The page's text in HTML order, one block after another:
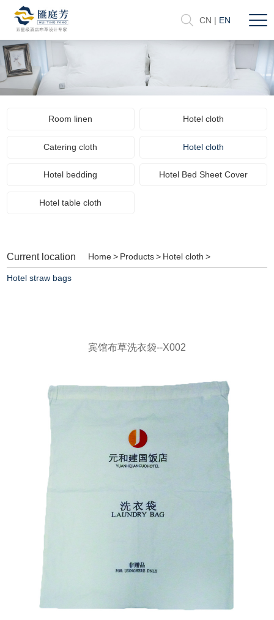
CN | EN
Room linen Hotel cloth
Catering cloth Hotel cloth
Hotel bedding Hotel Bed Sheet Cover
Hotel table cloth
Current location Home > Products > Hotel cloth >
Hotel straw bags
宾馆布草洗衣袋--X002